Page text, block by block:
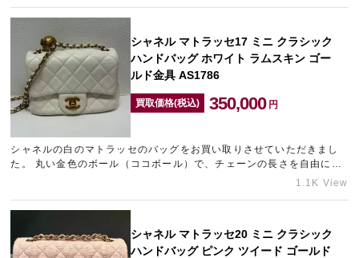
シャネル マトラッセ17 ミニ クラシック
ハンドバッグ ホワイト ラムスキン ゴー
ルド金具 AS1786
買取価格(税込) 350,000 円
シャネルの白のマトラッセのバッグをお買い取りさせていただきまし
た。 丸い金色のボール（ココボール）で、チェーンの長さを自由に変
更できる唯一無二さが非常に人気な商品のためできる限りの金額を…
1.1K View
シャネル マトラッセ20 ミニ クラシック
ハンドバッグ ピンク ツイード ゴールド